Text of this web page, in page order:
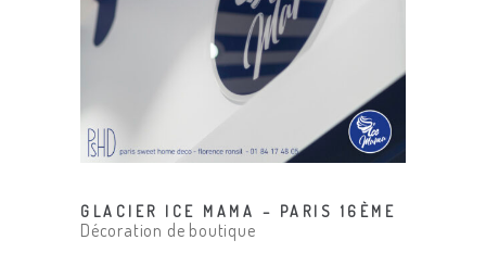
GLACIER ICE MAMA – PARIS 16ÈME
Décoration de boutique